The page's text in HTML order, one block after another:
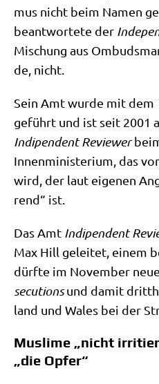
mus nicht beim Namen
beant­wor­te­te der
Mischung aus
de, nicht.
Sein Amt wur­de mit dem
ge­führt und ist seit 2001
Indi­pen­dent Review­er
Innen­mi­ni­ste­ri­um, das
wird, der laut eige­nen
rend“ ist.
Das Amt Indi­pen­dent
Max Hill gelei­tet, einem
dürf­te im Novem­ber
se­cu­ti­onsund damit
land und Wales bei der
Muslime „nicht
„die Opfer“